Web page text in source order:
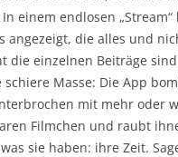
einem endlosen „Stream“
angezeigt, die alles und
die einzelnen Beiträge
schiere Masse: Die App
mit mehr oder
Filmchen und raubt
sie haben: ihre Zeit.